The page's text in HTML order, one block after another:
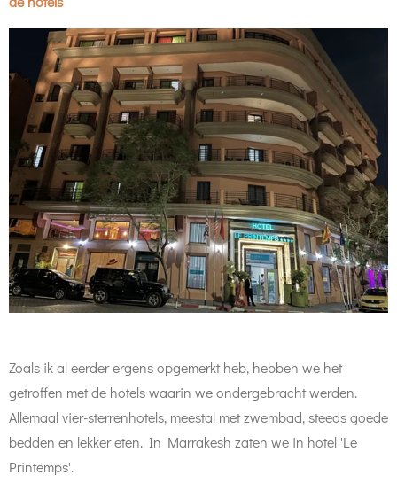
Zoals ik al eerder ergens opgemerkt heb, hebben we het
getroffen met de hotels waarin we ondergebracht werden.
Allemaal vier-sterrenhotels, meestal met zwembad, steeds goede
bedden en lekker eten. In Marrakesh zaten we in hotel 'Le
Printemps'.